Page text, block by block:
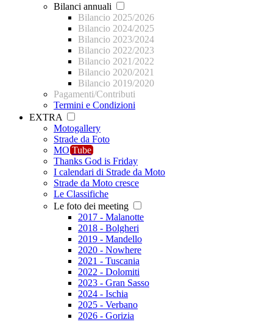
Bilanci annuali
Bilancio 2025/2026
Bilancio 2024/2025
Bilancio 2023/2024
Bilancio 2022/2023
Bilancio 2021/2022
Bilancio 2020/2021
Bilancio 2019/2020
Pagamenti/Contributi
Termini e Condizioni
EXTRA
Motogallery
Strade da Foto
MO Tube
Thanks God is Friday
I calendari di Strade da Moto
Strade da Moto cresce
Le Classifiche
Le foto dei meeting
2017 - Malanotte
2018 - Bolgheri
2019 - Mandello
2020 - Nowhere
2021 - Tuscania
2022 - Dolomiti
2023 - Gran Sasso
2024 - Ischia
2025 - Verbano
2026 - Gorizia